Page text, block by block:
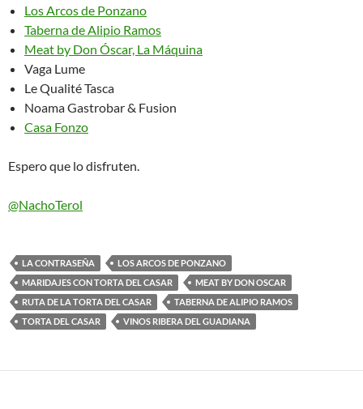
Los Arcos de Ponzano
Taberna de Alipio Ramos
Meat by Don Óscar, La Máquina
Vaga Lume
Le Qualité Tasca
Noama Gastrobar & Fusion
Casa Fonzo
Espero que lo disfruten.
@NachoTerol
LA CONTRASEÑA
LOS ARCOS DE PONZANO
MARIDAJES CON TORTA DEL CASAR
MEAT BY DON OSCAR
RUTA DE LA TORTA DEL CASAR
TABERNA DE ALIPIO RAMOS
TORTA DEL CASAR
VINOS RIBERA DEL GUADIANA